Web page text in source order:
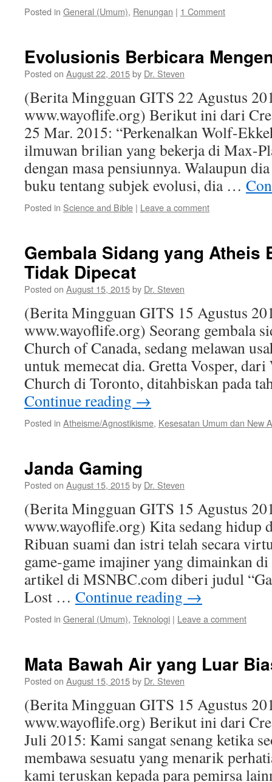
Posted in General (Umum), Renungan | 1 Comment
Evolusionis Berbicara
Posted on August 22, 2015by Dr. Steven
(Berita Mingguan GITS 22 Agustus
www.wayoflife.org) Berikut ini dari
25 Mar. 2015: “Perkenalkan Wolf-
ilmuwan brilian yang bekerja di Max-
dengan masa pensiunnya. Walaupun
buku tentang subjek evolusi, dia …
Posted in Science and Bible | Leave a comment
Gembala Sidang yang Atheis
Tidak Dipecat
Posted on August 15, 2015by Dr. Steven
(Berita Mingguan GITS 15 Agustus
www.wayoflife.org) Seorang gembala
Church of Canada, sedang melawan
untuk memecat dia. Gretta Vosper,
Church di Toronto, ditahbiskan pada
Continue reading →
Posted in Atheisme/Agnostikisme, Kesesatan Umum dan New
Janda Gaming
Posted on August 15, 2015by Dr. Steven
(Berita Mingguan GITS 15 Agustus
www.wayoflife.org) Kita sedang hidup
Ribuan suami dan istri telah secara
game-game imajiner yang dimainkan di
artikel di MSNBC.com diberi judul
Lost … Continue reading →
Posted in General (Umum), Teknologi | Leave a comment
Mata Bawah Air yang Luar
Posted on August 15, 2015by Dr. Steven
(Berita Mingguan GITS 15 Agustus
www.wayoflife.org) Berikut ini dari
Juli 2015: Kami sangat senang ketika
membawa sesuatu yang menarik
kami teruskan kepada para pemirsa